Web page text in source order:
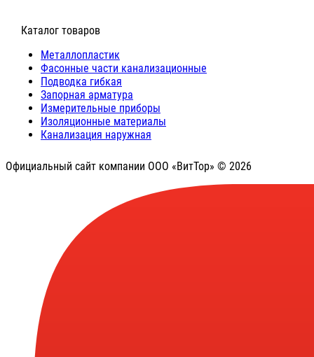
⠀Каталог товаров
Металлопластик
Фасонные части канализационные
Подводка гибкая
Запорная арматура
Измерительные приборы
Изоляционные материалы
Канализация наружная
Официальный сайт компании ООО «ВитТор» © 2026